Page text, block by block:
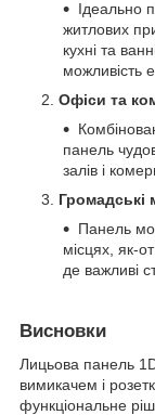
Ідеально
житлових
кухні та
можливість
Офіси та
панель
залів і
Громадські
Панель
місцях, як-
де важливі
Висновки
Лицьова панель
вимикачем і
функціональне